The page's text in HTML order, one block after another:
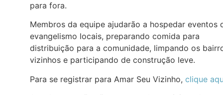
para fora.
Membros da equipe ajudarão a hospedar eventos
evangelismo locais, preparando comida para
distribuição para a comunidade, limpando os
vizinhos e participando de construção leve.
Para se registrar para Amar Seu Vizinho, clique